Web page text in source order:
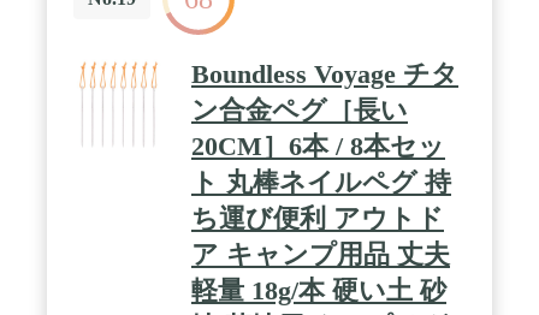
Boundless Voyage チタ
ン合金ペグ［長い
20CM］6本 / 8本セッ
ト 丸棒ネイルペグ 持
ち運び便利 アウトド
ア キャンプ用品 丈夫
軽量 18g/本 硬い土 砂